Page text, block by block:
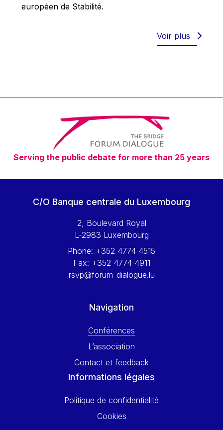
Robert REYNDERS
Timothy Radcliffe
Vaclav Klaus
Vassilios Skouris
Vítor Manuel da Silva Caldeira
Viviane Reding
Walter Hagg
Wolfgang Ketterle
Yossi Beillin
Yves FRANCHET
européen de Stabilité.
Voir plus
Serving the public debate for more than 25 years
C/O Banque centrale du Luxembourg
2, Boulevard Royal
L-2983 Luxembourg
Phone: +352 4774 4515
Fax: +352 4774 4911
rsvp@forum-dialogue.lu
Navigation
Conférences
L’association
Contact et feedback
Informations légales
Politique de confidentialité
Cookies